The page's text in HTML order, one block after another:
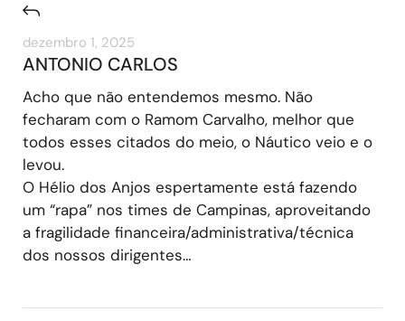
dezembro 1, 2025
ANTONIO CARLOS
Acho que não entendemos mesmo. Não
fecharam com o Ramom Carvalho, melhor que
todos esses citados do meio, o Náutico veio e o
levou.
O Hélio dos Anjos espertamente está fazendo
um “rapa” nos times de Campinas, aproveitando
a fragilidade financeira/administrativa/técnica
dos nossos dirigentes…